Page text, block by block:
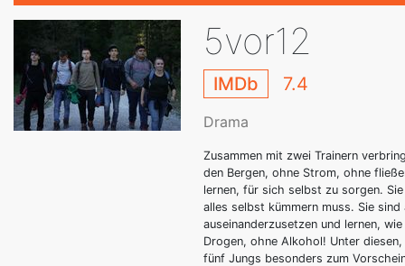
5vor12
IMDb 7.4
Drama
Zusammen mit zwei Trainern
den Bergen, ohne Strom, ohne
lernen, für sich selbst zu sorgen.
alles selbst kümmern muss. Sie
auseinanderzusetzen und lernen,
Drogen, ohne Alkohol! Unter
fünf Jungs besonders zum